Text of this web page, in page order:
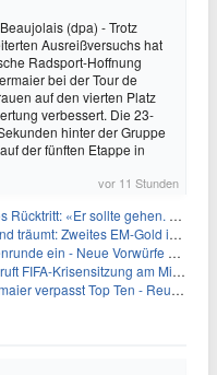
(dpa) - Trotz
Ausreißversuchs hat
Radsport-Hoffnung
bei der Tour de
auf den vierten Platz
verbessert. Die 23-
hinter der Gruppe
der fünften Etappe in
vor 11 Stunden
«Er sollte gehen. Jetzt»
Zweites EM-Gold in Paris
ein - Neue Vorwürfe gegen FIFA
Krisensitzung am Mittwoch ein
verpasst Top Ten - Reusser siegt